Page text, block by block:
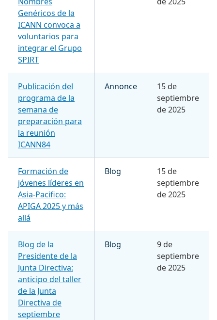
Genéricos de la
ICANN convoca a
voluntarios para
integrar el Grupo
SPIRT
Publicación del
programa de la
semana de
preparación para
la reunión
ICANN84
Annonce
15 de
septiembre
de 2025
Formación de
jóvenes líderes en
Asia-Pacifico:
APIGA 2025 y más
allá
Blog
15 de
septiembre
de 2025
Blog de la
Presidente de la
Junta Directiva:
anticipo del taller
de la Junta
Directiva de
septiembre
Blog
9 de
septiembre
de 2025